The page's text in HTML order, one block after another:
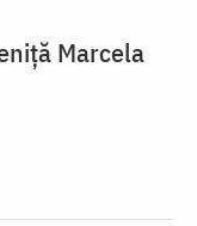
Marcela